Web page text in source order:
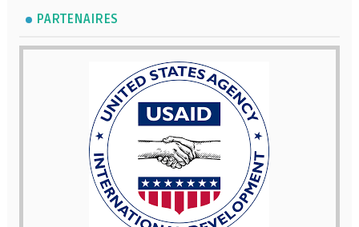
PARTENAIRES